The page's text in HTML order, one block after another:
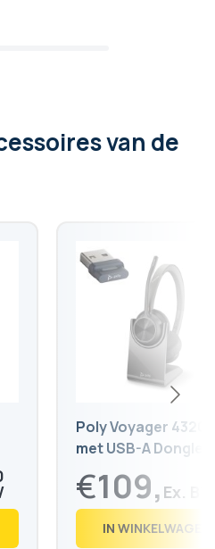
van de
Poly Voyager 4320
met USB-A Dongle
oplaadbasis
€109,
€ 132,
IN WINKELWAGEN